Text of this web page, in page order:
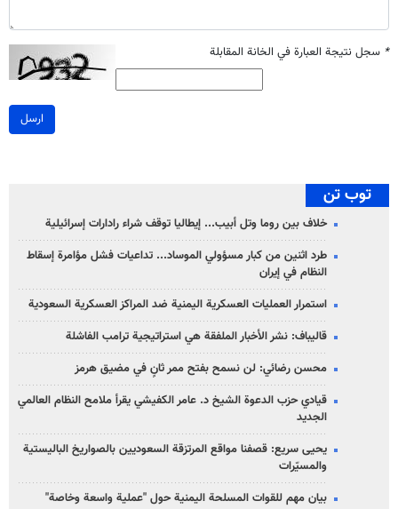
* سجل نتيجة العبارة في الخانة المقابلة
ارسل
توب تن
خلاف بين روما وتل أبيب... إيطاليا توقف شراء رادارات إسرائيلية
طرد اثنين من كبار مسؤولي الموساد... تداعيات فشل مؤامرة إسقاط
النظام في إيران
استمرار العمليات العسكرية اليمنية ضد المراكز العسكرية السعودية
قاليباف: نشر الأخبار الملفقة هي استراتيجية ترامب الفاشلة
محسن رضائي: لن نسمح بفتح ممر ثانٍ في مضيق هرمز
قيادي حزب الدعوة الشيخ د. عامر الكفيشي يقرأ ملامح النظام العالمي
الجديد
يحيى سريع: قصفنا مواقع المرتزقة السعوديين بالصواريخ الباليستية
والمسيّرات
بيان مهم للقوات المسلحة اليمنية حول "عملية واسعة وخاصة"